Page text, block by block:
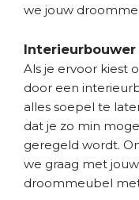
we jouw
Interieurbouwer
Als je ervoor kiest
door een
alles soepel te
dat je zo min
geregeld wordt.
we graag met
droommeubel